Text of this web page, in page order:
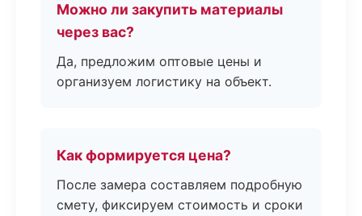
Можно ли закупить материалы
через вас?
Да, предложим оптовые цены и
организуем логистику на объект.
Как формируется цена?
После замера составляем подробную
смету, фиксируем стоимость и сроки